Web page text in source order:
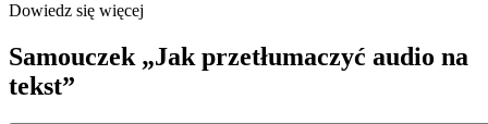
Dowiedz się więcej
Samouczek „Jak przetłumaczyć audio na
tekst”